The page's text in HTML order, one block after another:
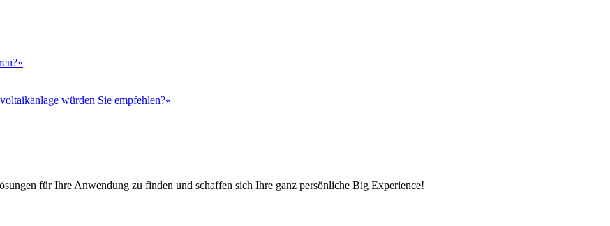
würden Sie empfehlen?«
für Ihre Anwendung zu finden und schaffen sich Ihre ganz persönliche Big Experience!